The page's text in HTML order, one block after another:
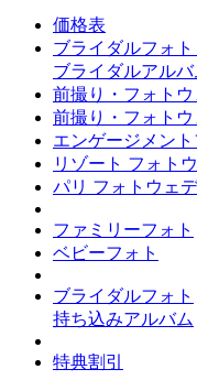
価格表
ブライダルフォト
ブライダルアルバ
前撮り・フォト
前撮り・フォト
エンゲージメント
リゾート フォト
パリ フォトウェ
ファミリーフォト
ベビーフォト
ブライダルフォト
持ち込みアルバム
特典割引